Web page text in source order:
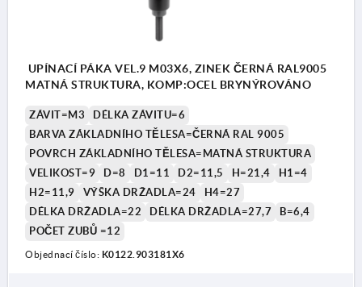
1) Zaoblené ukončení závitu podle DIN EN ISO
UPÍNACÍ PÁKA VEL.9 M03X6, ZINEK ČERNÁ RAL9005
MATNÁ STRUKTURA, KOMP:OCEL BRYNÝROVÁNO
ZÁVIT=M3
DÉLKA ZÁVITU=6
BARVA ZÁKLADNÍHO TĚLESA=ČERNÁ RAL 9005
POVRCH ZÁKLADNÍHO TĚLESA=MATNÁ STRUKTURA
VELIKOST=9
D=8 D1=11 D2=11,5 H=21,4
H1=4
H2=11,9
VÝŠKA DRŽADLA=24
H4=27
DÉLKA DRŽADLA=22
DÉLKA DRŽADLA=27,7
B=6,4
POČET ZUBŮ =12
Objednací číslo: K0122.903181X6